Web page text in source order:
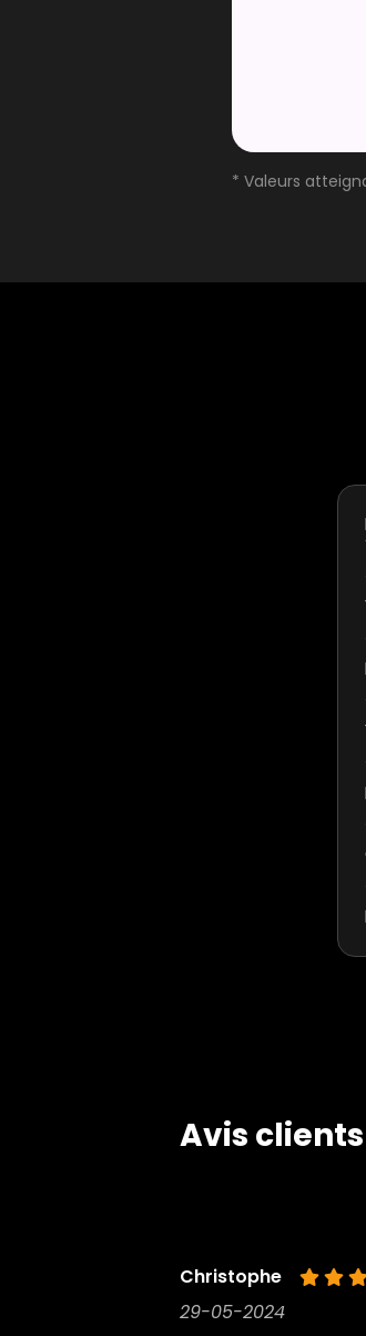
* Valeurs
Avis clients
Christophe
29-05-2024